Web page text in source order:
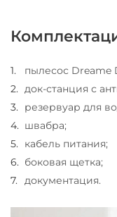
пылесос Dreame
док-станция с
резервуар для
швабра;
кабель питания;
боковая щетка;
документация.